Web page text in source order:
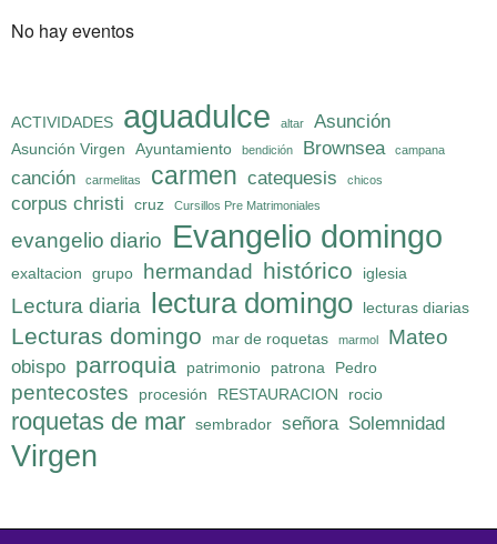
No hay eventos
ACTIVIDADES aguadulce altar Asunción
Asunción Virgen Ayuntamiento bendición Brownsea campana
canción carmelitas carmen catequesis chicos
corpus christi cruz Cursillos Pre Matrimoniales
evangelio diario Evangelio domingo
exaltacion grupo hermandad histórico iglesia
Lectura diaria lectura domingo lecturas diarias
Lecturas domingo mar de roquetas marmol Mateo
obispo parroquia patrimonio patrona Pedro
pentecostes procesión RESTAURACION rocio
roquetas de mar sembrador señora Solemnidad
Virgen